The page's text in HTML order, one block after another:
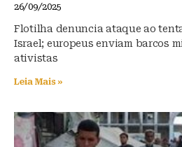
26/09/2025
Flotilha denuncia ataque ao
Israel; europeus enviam barcos
ativistas
Leia Mais »